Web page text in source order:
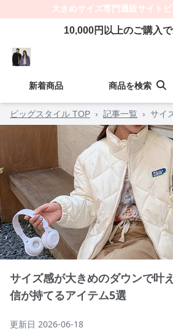
大きめサイズ専門通販サイト
10,000円以上のご購入
新着商品 商品を検索
ビッグスタイル TOP › 記事一覧 › サイ
サイズ感が大きめのダウンで叶
信が持てるアイテム5選
更新日 2026-06-18